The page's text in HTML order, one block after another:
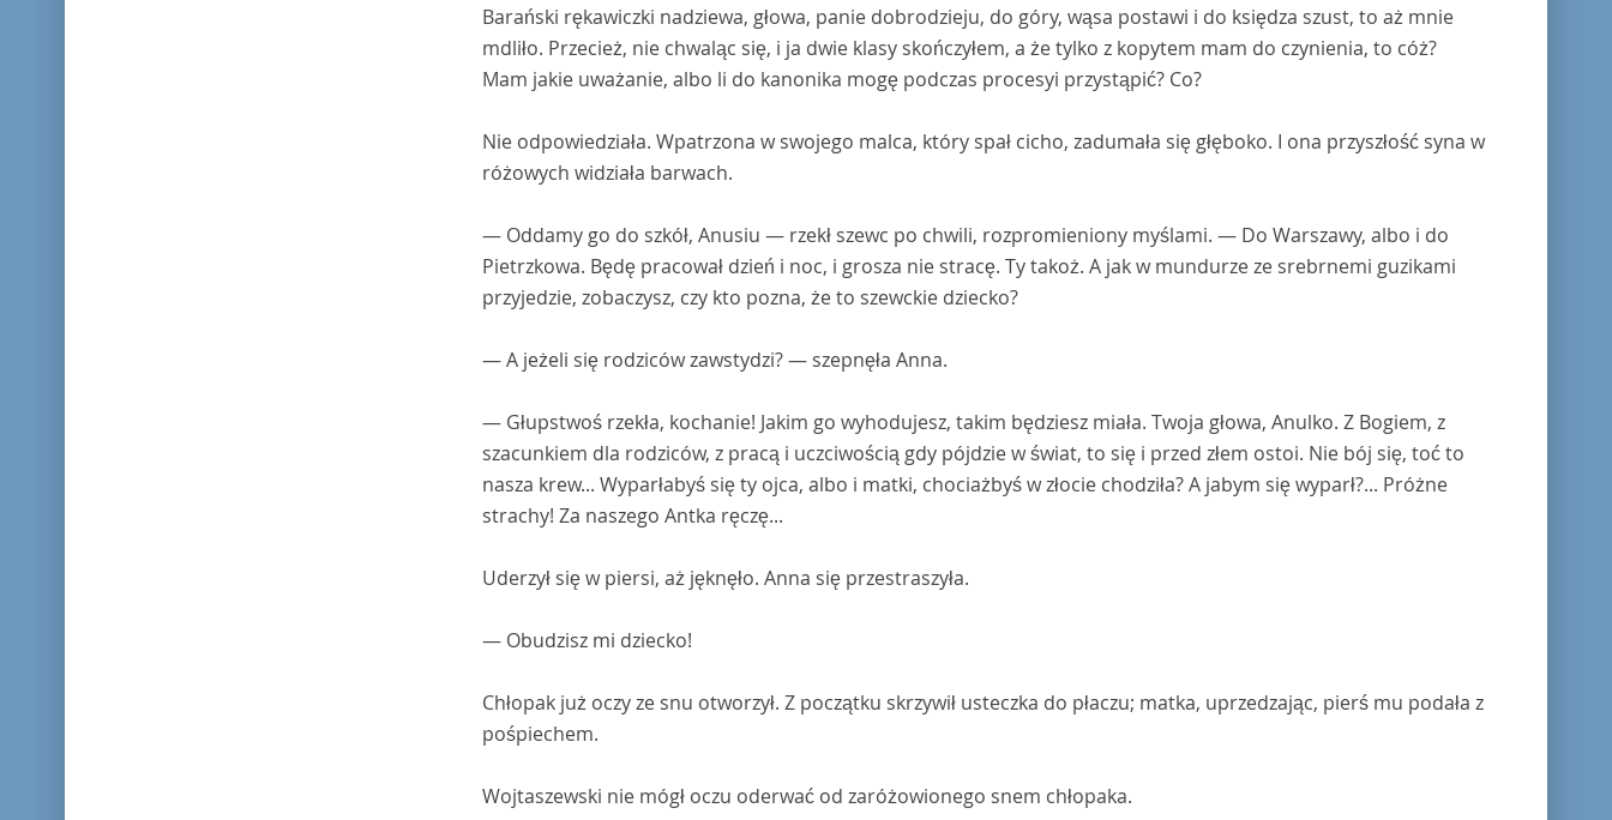
Barański rękawiczki nadziewa, głowa, panie dobrodzieju, do góry, wąsa postawi i do księdza szust, to aż mnie
mdliło. Przecież, nie chwaląc się, i ja dwie klasy skończyłem, a że tylko z kopytem mam do czynienia, to cóż?
Mam jakie uważanie, albo li do kanonika mogę podczas procesyi przystąpić? Co?
Nie odpowiedziała. Wpatrzona w swojego malca, który spał cicho, zadumała się głęboko. I ona przyszłość syna w
różowych widziała barwach.
— Oddamy go do szkół, Anusiu — rzekł szewc po chwili, rozpromieniony myślami. — Do Warszawy, albo i do
Pietrzkowa. Będę pracował dzień i noc, i grosza nie stracę. Ty takoż. A jak w mundurze ze srebrnemi guzikami
przyjedzie, zobaczysz, czy kto pozna, że to szewckie dziecko?
— A jeżeli się rodziców zawstydzi? — szepnęła Anna.
— Głupstwoś rzekła, kochanie! Jakim go wyhodujesz, takim będziesz miała. Twoja głowa, Anulko. Z Bogiem, z
szacunkiem dla rodziców, z pracą i uczciwością gdy pójdzie w świat, to się i przed złem ostoi. Nie bój się, toć to
nasza krew... Wyparłabyś się ty ojca, albo i matki, chociażbyś w złocie chodziła? A jabym się wyparł?... Próżne
strachy! Za naszego Antka ręczę...
Uderzył się w piersi, aż jęknęło. Anna się przestraszyła.
— Obudzisz mi dziecko!
Chłopak już oczy ze snu otworzył. Z początku skrzywił usteczka do płaczu; matka, uprzedzając, pierś mu podała z
pośpiechem.
Wojtaszewski nie mógł oczu oderwać od zaróżowionego snem chłopaka.